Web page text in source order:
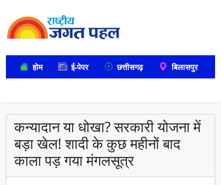
होम ई-पेपर छत्तीसगढ़ बिलासपुर
कन्यादान या धोखा? सरकारी योजना में
बड़ा खेल! शादी के कुछ महीनों बाद
काला पड़ गया मंगलसूत्र